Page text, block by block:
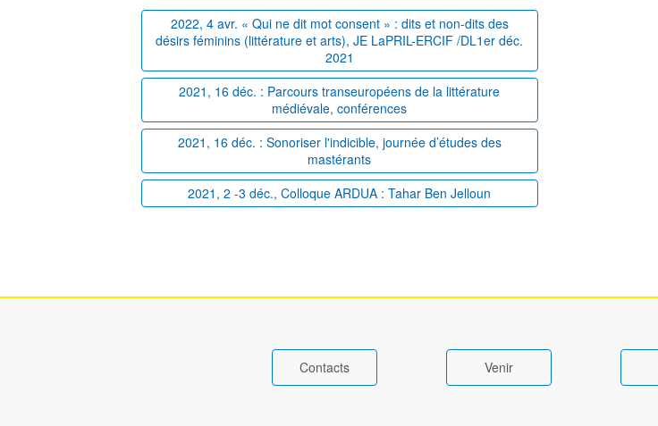
2022, 4 avr. « Qui ne dit mot consent » : dits et non-dits des
désirs féminins (littérature et arts), JE LaPRIL-ERCIF /DL1er déc.
2021
2021, 16 déc. : Parcours transeuropéens de la littérature
médiévale, conférences
2021, 16 déc. : Sonoriser l'indicible, journée d’études des
mastérants
2021, 2 -3 déc., Colloque ARDUA : Tahar Ben Jelloun
Contacts Venir